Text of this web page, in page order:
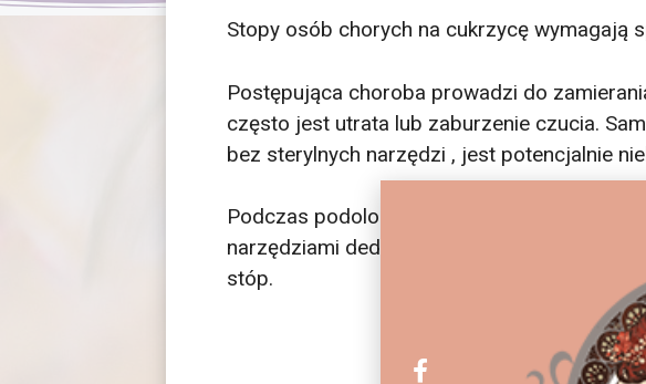
Stopy osób chorych na cukrzycę wymagają
Postępująca choroba prowadzi do
często jest utrata lub zaburzenie czucia.
bez sterylnych narzędzi , jest potencjalnie
Podczas podologicznego zabiegu pacjenci
narzędziami dedykowanymi diabetykom,
stóp.